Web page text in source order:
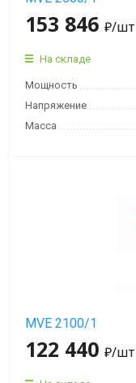
153 846 ₽/шт
На складе
Мощность
Напряжение
Масса
MVE 2100/1
122 440 ₽/шт